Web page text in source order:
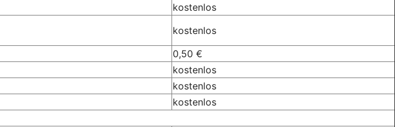
kostenlos
kostenlos
0,50 €
kostenlos
kostenlos
kostenlos